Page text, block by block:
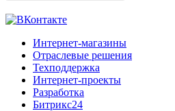
Интернет-магазины
Отраслевые решения
Техподдержка
Интернет-проекты
Разработка
Битрикс24